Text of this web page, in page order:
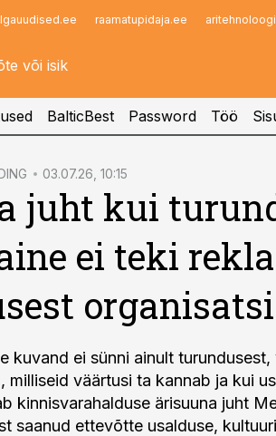
raamatupidaja.ee
Infopank
BalticBest Password Töö
03.07.26, 10:15
juht kui
ei teki
kuvand ei sünni ainult
milliseid väärtusi ta kannab ja kui
kinnisvarahalduse ärisuuna juht
saanud ettevõtte usalduse,